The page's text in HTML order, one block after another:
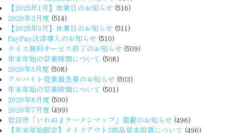
【2025年1月】休業日のお知らせ (516)
2020年2月度 (514)
【2025年3月】休業日のお知らせ (511)
PayPay決済導入のお知らせ (510)
ライス無料サービス終了のお知らせ (509)
年末年始の営業時間について (508)
2020年3月度 (508)
アルバイト従業員急募のお知らせ (503)
年末年始の営業時間について (501)
2020年8月度 (500)
2020年7月度 (499)
岩沼市「いわぬまラーメンマップ」掲載のお知らせ (496)
【年末年始限定】テイクアウト3商品見本設置について (496)